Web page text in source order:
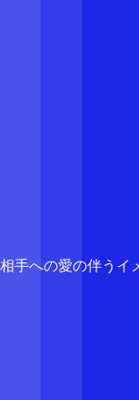
相手への愛の伴うイ